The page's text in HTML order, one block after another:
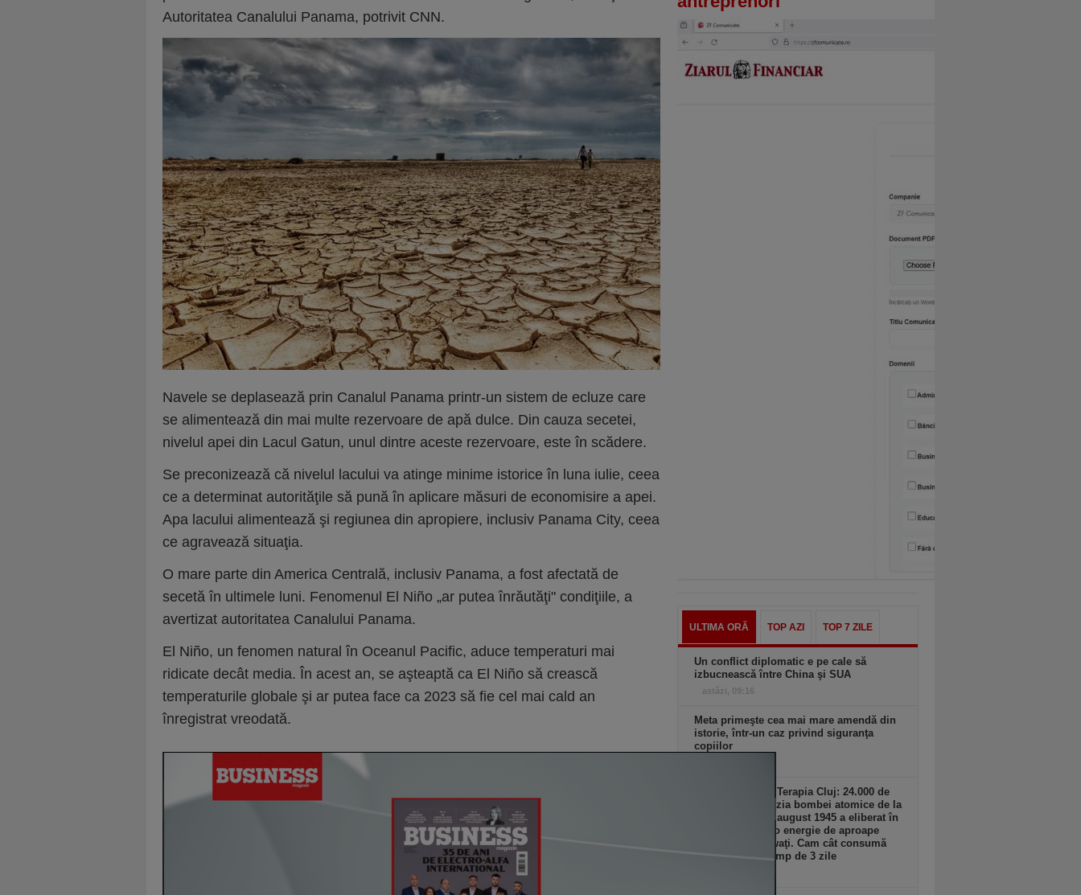
Autoritatea Canalului Panama, potrivit CNN.
Navele se deplasează prin Canalul Panama printr-un sistem de ecluze care
se alimentează din mai multe rezervoare de apă dulce. Din cauza secetei,
nivelul apei din Lacul Gatun, unul dintre aceste rezervoare, este în scădere.
Se preconizează că nivelul lacului va atinge minime istorice în luna iulie, ceea
ce a determinat autorităţile să pună în aplicare măsuri de economisire a apei.
Apa lacului alimentează şi regiunea din apropiere, inclusiv Panama City, ceea
ce agravează situaţia.
O mare parte din America Centrală, inclusiv Panama, a fost afectată de
secetă în ultimele luni. Fenomenul El Niño „ar putea înrăutăţi" condiţiile, a
avertizat autoritatea Canalului Panama.
El Niño, un fenomen natural în Oceanul Pacific, aduce temperaturi mai
ridicate decât media. În acest an, se aşteaptă ca El Niño să crească
temperaturile globale şi ar putea face ca 2023 să fie cel mai cald an
înregistrat vreodată.
ULTIMA ORĂ TOP AZI TOP 7 ZILE
Un conflict diplomatic e pe cale să
izbucnească între China şi SUA
astăzi, 09:16
Meta primeşte cea mai mare amendă din
istorie, într-un caz privind siguranţa
copiilor
Dragoş Damian, Terapia Cluj: 24.000 de
Megawaţi! Explozia bombei atomice de la
Hiroshima din 6 august 1945 a eliberat în
câteva secunde o energie de aproape
24.000 de Megawaţi. Cam cât consumă
toată România timp de 3 zile